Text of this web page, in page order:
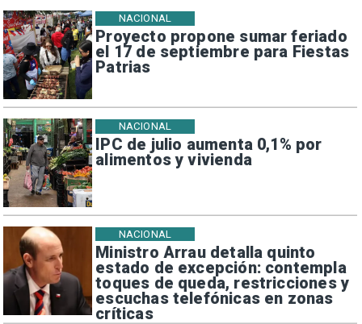
Proyecto propone sumar feriado
el 17 de septiembre para Fiestas
Patrias
NACIONAL
IPC de julio aumenta 0,1% por
alimentos y vivienda
NACIONAL
Ministro Arrau detalla quinto
estado de excepción: contempla
toques de queda, restricciones y
escuchas telefónicas en zonas
críticas
NACIONAL